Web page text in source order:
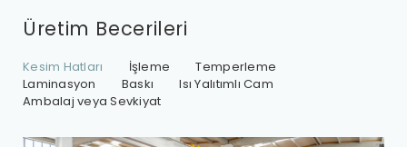
Üretim Becerileri
Kesim Hatları İşleme
Temperleme
Laminasyon
Baskı
Isı Yalıtımlı Cam
Ambalaj veya Sevkiyat